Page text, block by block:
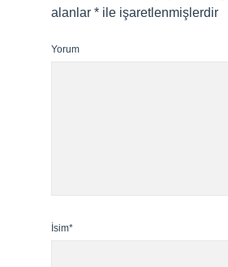
alanlar * ile işaretlenmişlerdir
Yorum
İsim*